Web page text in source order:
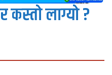
कस्तो लाग्यो ?